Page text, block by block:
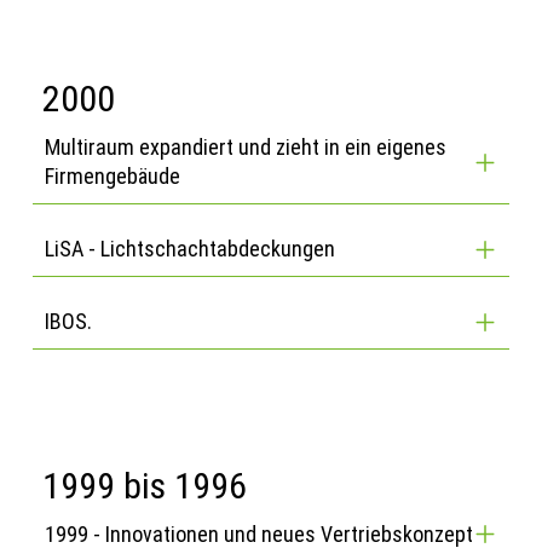
2000
Multiraum expandiert und zieht in ein eigenes
Firmengebäude
LiSA - Lichtschachtabdeckungen
IBOS.
1999 bis 1996
1999 - Innovationen und neues Vertriebskonzept